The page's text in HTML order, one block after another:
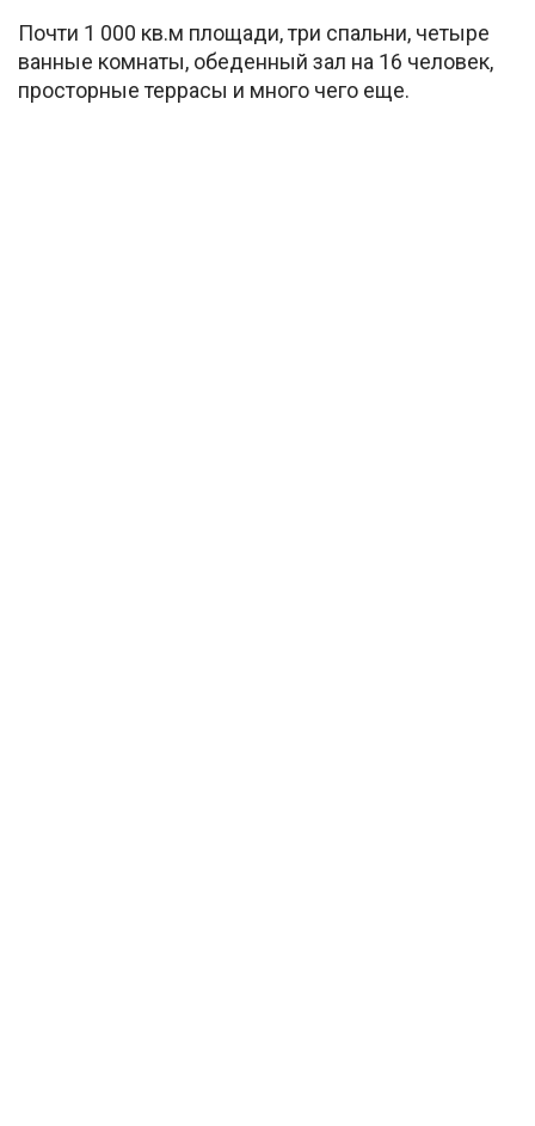
Почти 1 000 кв.м площади, три спальни, четыре
ванные комнаты, обеденный зал на 16 человек,
просторные террасы и много чего еще.